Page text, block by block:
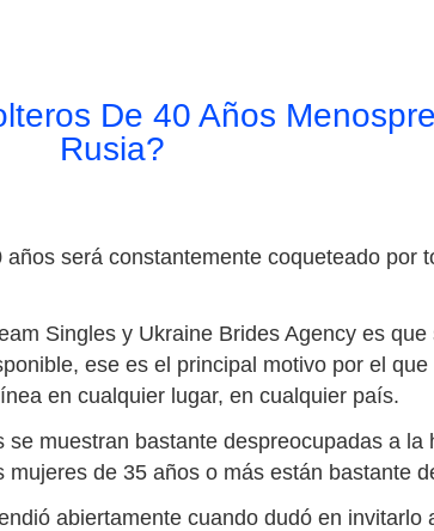
De 40 Años
Rusia?
será constantemente coqueteado por
Singles y Ukraine Brides Agency es
ese es el principal motivo por el
en cualquier lugar, en cualquier país.
se muestran bastante despreocupadas a la
de 35 años o más están bastante
abiertamente cuando dudó en invitarlo